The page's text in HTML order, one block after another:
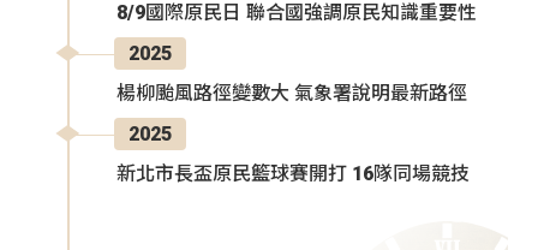
8/9國際原民日 聯合國強調原民知識重要性
2025
楊柳颱風路徑變數大 氣象署說明最新路徑
2025
新北市長盃原民籃球賽開打 16隊同場競技